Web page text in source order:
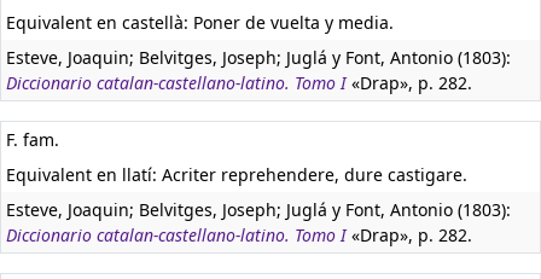
Equivalent en castellà: Poner de vuelta y media.
Esteve, Joaquin; Belvitges, Joseph; Juglá y Font, Antonio (1803):
Diccionario catalan-castellano-latino. Tomo I«Drap», p. 282.
F. fam.
Equivalent en llatí: Acriter reprehendere, dure castigare.
Esteve, Joaquin; Belvitges, Joseph; Juglá y Font, Antonio (1803):
Diccionario catalan-castellano-latino. Tomo I«Drap», p. 282.